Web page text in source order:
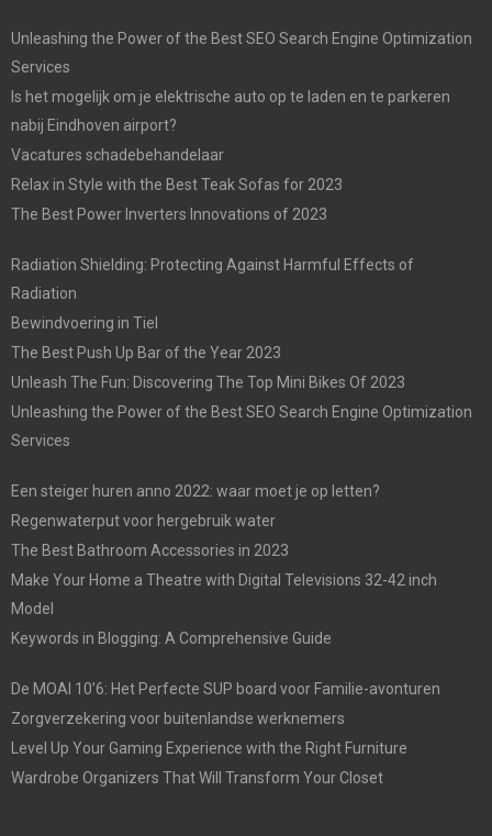
Unleashing the Power of the Best SEO Search Engine Optimization
Services
Is het mogelijk om je elektrische auto op te laden en te parkeren
nabij Eindhoven airport?
Vacatures schadebehandelaar
Relax in Style with the Best Teak Sofas for 2023
The Best Power Inverters Innovations of 2023
Radiation Shielding: Protecting Against Harmful Effects of
Radiation
Bewindvoering in Tiel
The Best Push Up Bar of the Year 2023
Unleash The Fun: Discovering The Top Mini Bikes Of 2023
Unleashing the Power of the Best SEO Search Engine Optimization
Services
Een steiger huren anno 2022: waar moet je op letten?
Regenwaterput voor hergebruik water
The Best Bathroom Accessories in 2023
Make Your Home a Theatre with Digital Televisions 32-42 inch
Model
Keywords in Blogging: A Comprehensive Guide
De MOAI 10’6: Het Perfecte SUP board voor Familie-avonturen
Zorgverzekering voor buitenlandse werknemers
Level Up Your Gaming Experience with the Right Furniture
Wardrobe Organizers That Will Transform Your Closet